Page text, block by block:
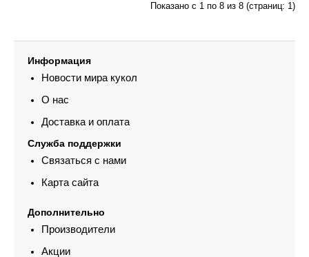
Показано с 1 по 8 из 8 (страниц: 1)
Информация
Новости мира кукол
О нас
Доставка и оплата
Служба поддержки
Связаться с нами
Карта сайта
Дополнительно
Производители
Акции